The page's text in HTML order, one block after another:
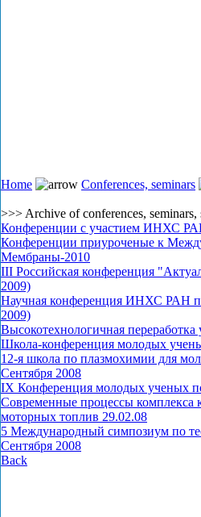
Home Conferences, seminars
>>> Archive of conferences, seminars,
Конференции с участием ИНХС
Конференции приуроченые к
Мембраны-2010
III Российская конференция
2009)
Научная конференция ИНХС РАН
2009)
Высокотехнологичная
Школа-конференция молодых
12-я школа по плазмохимии для
Сентября 2008
IX Конференция молодых ученых
Современные процессы комплекса
моторных топлив 29.02.08
5 Международный симпозиум по
Сентября 2008
Back